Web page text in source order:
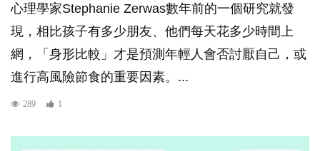
心理學家Stephanie Zerwas數年前的一個研究就發
現，相比孩子有多少朋友、他們每天花多少時間上
網，「身形比較」才是預測年輕人會否討厭自己，或
進行高風險節食的重要因素。...
289 1